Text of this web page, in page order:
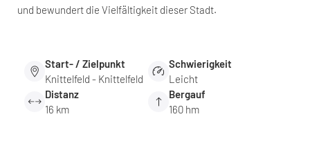
und bewundert die Vielfältigkeit dieser Stadt.
Start- / Zielpunkt
Knittelfeld - Knittelfeld
Schwierigkeit
Leicht
Distanz
16 km
Bergauf
160 hm